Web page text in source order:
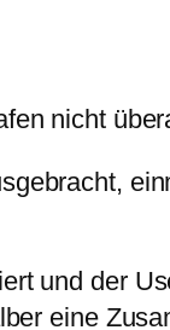
nicht
und der
eine